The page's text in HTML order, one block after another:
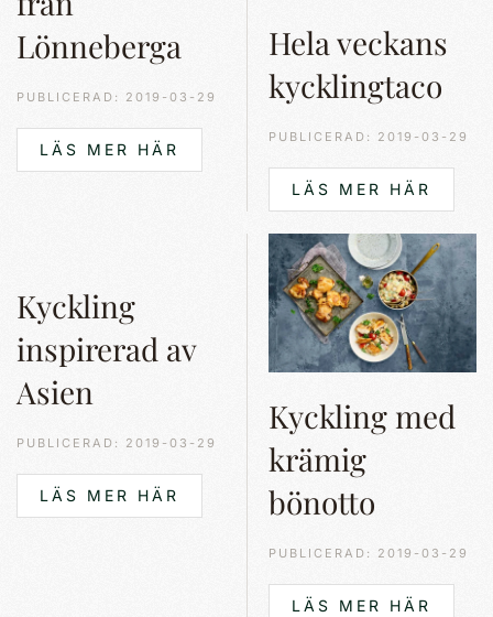
Lönneberga
PUBLICERAD: 2019-03-29
LÄS MER HÄR
Hela veckans
kycklingtaco
PUBLICERAD: 2019-03-29
LÄS MER HÄR
Kyckling
inspirerad av
Asien
PUBLICERAD: 2019-03-29
LÄS MER HÄR
Kyckling med
krämig
bönotto
PUBLICERAD: 2019-03-29
LÄS MER HÄR